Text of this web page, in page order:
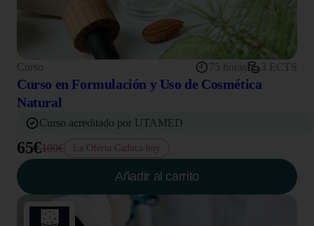
Curso 75 horas 3 ECTS
Curso en Formulación y Uso de Cosmética
Natural
Curso acreditado por UTAMED
65€100€ La Oferta Caduca hoy
Añadir al carrito